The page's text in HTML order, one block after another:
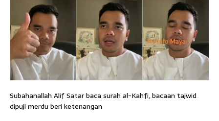
Subahanallah Alif Satar baca surah al-Kahfi, bacaan tajwid
dipuji merdu beri ketenangan